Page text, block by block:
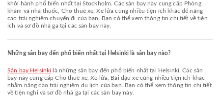
khởi hành phổ biến nhất tại Stockholm. Các sân bay này cung cấp Phòng
khám và nhà thuốc, Cho thuê xe, Xe lửa cùng nhiều tiện ích khác để nâng
cao trải nghiệm chuyến đi của bạn. Bạn có thể xem thông tin chi tiết về tiện
ích và sơ đồ nhà ga tại các sân bay này.
Những sân bay đến phổ biến nhất tại Helsinki là sân bay nào?
Sân bay Helsinki
là những sân bay đến phổ biến nhất tại Helsinki. Các sân
bay này cung cấp Cho thuê xe, Xe lửa, Bãi đậu xe cùng nhiều tiện ích khác
nhằm nâng cao trải nghiệm du lịch của bạn. Bạn có thể xem thông tin chi tiết
về tiện nghi và sơ đồ nhà ga tại các sân bay này.